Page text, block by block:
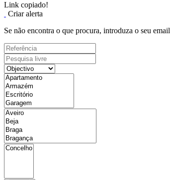
Link copiado!
Criar alerta
Se não encontra o que procura, introduza o seu